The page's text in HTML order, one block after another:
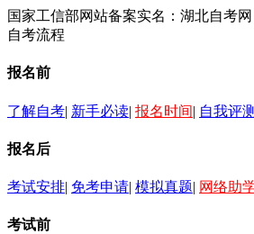
国家工信部网站备案实名：湖北自考
自考流程
报名前
了解自考| 新手必读| 报名时间| 自我评测
报名后
考试安排| 免考申请| 模拟真题| 网络助
考试前